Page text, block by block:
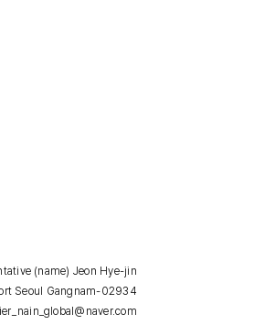
(name) Jeon Hye-jin
Seoul Gangnam-02934